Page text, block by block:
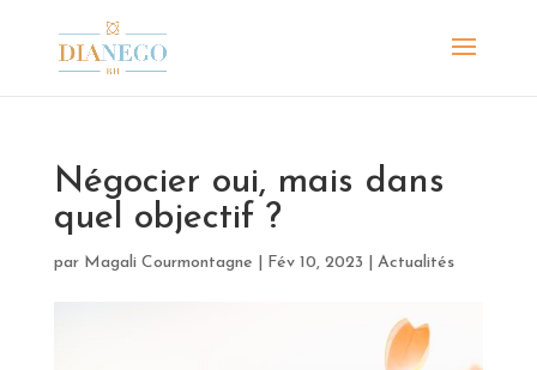
Négocier oui, mais dans
quel objectif ?
par Magali Courmontagne Fév 10, 2023 Actualités